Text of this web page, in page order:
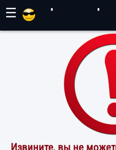
☰
Извините, вы не